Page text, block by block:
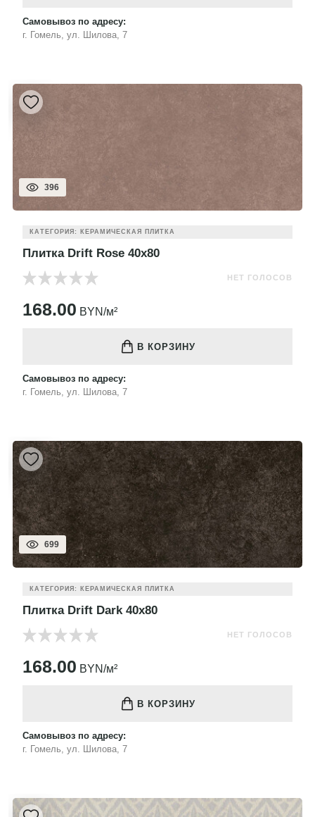
Самовывоз по адресу:
г. Гомель, ул. Шилова, 7
396
КАТЕГОРИЯ: КЕРАМИЧЕСКАЯ ПЛИТКА
Плитка Drift Rose 40x80
НЕТ ГОЛОСОВ
168.00 BYN/м²
В КОРЗИНУ
Самовывоз по адресу:
г. Гомель, ул. Шилова, 7
699
КАТЕГОРИЯ: КЕРАМИЧЕСКАЯ ПЛИТКА
Плитка Drift Dark 40x80
НЕТ ГОЛОСОВ
168.00 BYN/м²
В КОРЗИНУ
Самовывоз по адресу:
г. Гомель, ул. Шилова, 7